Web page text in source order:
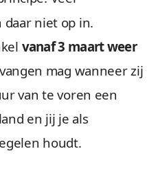
niet op in.
vanaf 3 maart weer
mag wanneer zij
van te voren een
en jij je als
houdt.